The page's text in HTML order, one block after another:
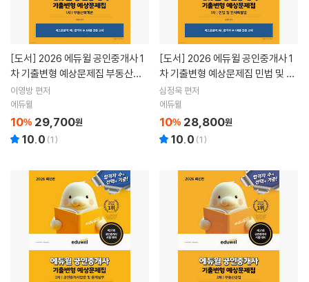
[도서]
차 기출변형 예상문제집 부동산학
개론
이영방 편저
에듀윌
10% 29,700원
10.0 (1)
[도서]
차 기출변형 예상문제집 민법 및 민
사특별법
심정욱 편저
에듀윌
10% 28,800원
10.0 (1)